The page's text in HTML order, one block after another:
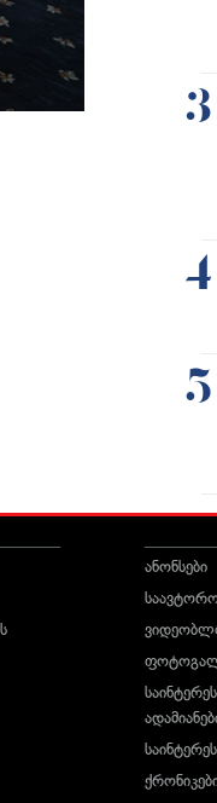
3
4
5
ანონსები